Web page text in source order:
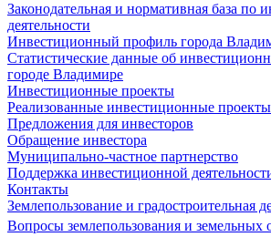
Законодательная и нормативная база по
деятельности
Инвестиционный профиль города
Статистические данные об
городе Владимире
Инвестиционные проекты
Реализованные инвестиционные проекты
Предложения для инвесторов
Обращение инвестора
Муниципально-частное партнерство
Поддержка инвестиционной
Контакты
Землепользование и градостроительная
Вопросы землепользования и земельных